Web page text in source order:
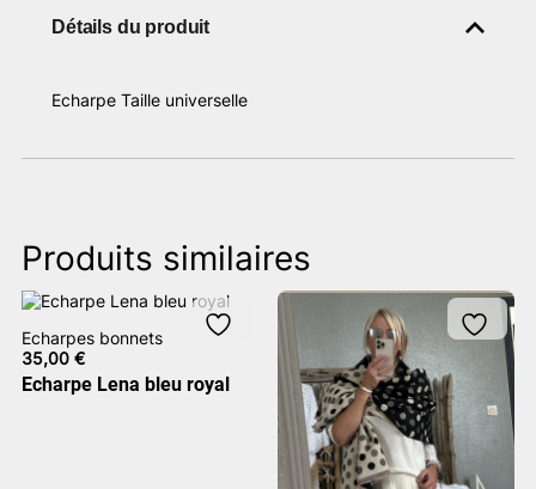
Détails du produit
Echarpe Taille universelle
Produits similaires
Echarpes bonnets
35,00 €
Echarpe Lena bleu royal